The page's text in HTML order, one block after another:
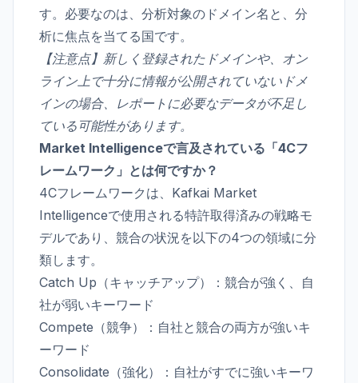
す。必要なのは、分析対象のドメイン名と、分
析に焦点を当てる国です。
【注意点】新しく登録されたドメインや、オン
ライン上で十分に情報が公開されていないドメ
インの場合、レポートに必要なデータが不足し
ている可能性があります。
Market Intelligenceで言及されている「4Cフ
レームワーク」とは何ですか？
4Cフレームワークは、Kafkai Market
Intelligenceで使用される特許取得済みの戦略モ
デルであり、競合の状況を以下の4つの領域に分
類します。
Catch Up（キャッチアップ）：競合が強く、自
社が弱いキーワード
Compete（競争）：自社と競合の両方が強いキ
ーワード
Consolidate（強化）：自社がすでに強いキーワ